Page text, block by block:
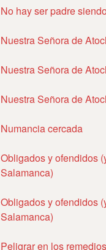
No hay ser padre
Nuestra Señora de
Nuestra Señora de
Nuestra Señora de
Numancia cercada
Obligados y ofendidos
Salamanca)
Obligados y ofendidos
Salamanca)
Peligrar en los remedios